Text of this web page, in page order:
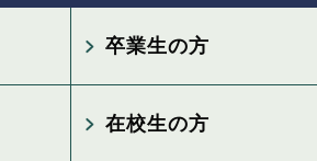
卒業生の方
在校生の方